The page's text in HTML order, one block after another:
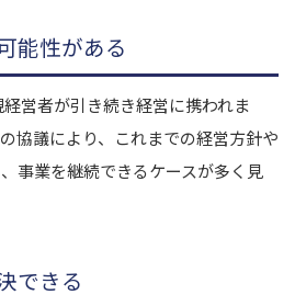
能性がある
営者が引き続き経営に携われま
協議により、これまでの経営方針や
事業を継続できるケースが多く見
できる